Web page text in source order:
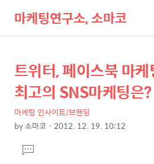
마케팅연구소, 소마코
상
세
텐
본
문
제
목
트위터, 페이스북 마
최고의 SNS마케팅은?
마케팅 인사이트/브랜딩
by소마코 2012. 12. 19. 10:12
문댓
글